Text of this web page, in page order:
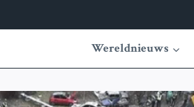
Wereldnieuws